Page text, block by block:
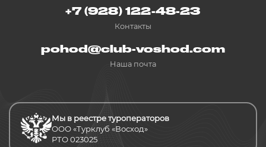
+7 (928) 122-48-23
Контакты
pohod@club-voshod.com
Наша почта
Мы в реестре туроператоров
ООО «Турклуб «Восход»
РТО 023025